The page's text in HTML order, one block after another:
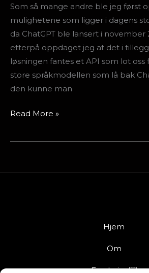
Som så mange andre ble jeg først
mulighetene som ligger i dagens
da ChatGPT ble lansert i november
etterpå oppdaget jeg at det i
løsningen fantes et API som lot oss
store språkmodellen som lå bak
den kunne man
Read More »
Hjem
Om
Forskning￼